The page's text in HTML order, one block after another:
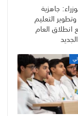
جاهزية
التعليم
انطلاق العام